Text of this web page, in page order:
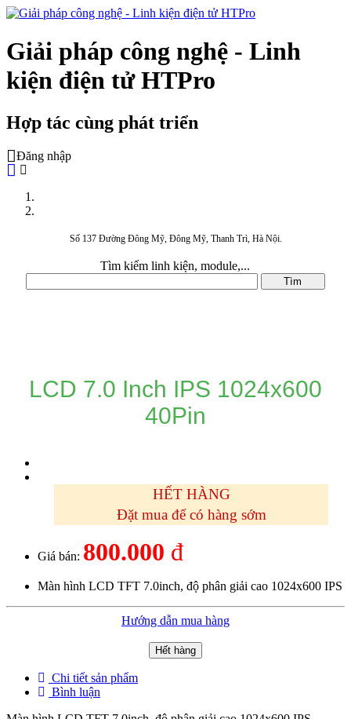
Giải pháp công nghệ - Linh
kiện điện tử HTPro
Hợp tác cùng phát triển
Đăng nhập
Số 137 Đường Đông Mỹ, Đông Mỹ, Thanh Trì, Hà Nội.
Tìm kiếm linh kiện, module,...
LCD 7.0 Inch IPS 1024x600
40Pin
HẾT HÀNG
Đặt mua để có hàng sớm
Giá bán: 800.000 đ
Màn hình LCD TFT 7.0inch, độ phân giải cao 1024x600 IPS
Hướng dẫn mua hàng
Hết hàng
Chi tiết sản phẩm
Bình luận